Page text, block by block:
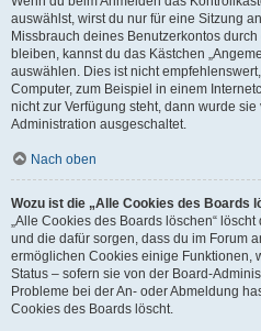
auswählst, wirst du nur für eine Sitzung
Missbrauch deines Benutzerkontos
bleiben, kannst du das Kästchen
auswählen. Dies ist nicht
Computer, zum Beispiel in einem
nicht zur Verfügung steht, dann wurde
Administration ausgeschaltet.
Nach oben
Wozu ist die „Alle Cookies des Boards
„Alle Cookies des Boards löschen“
und die dafür sorgen, dass du im Forum
ermöglichen Cookies einige Funktionen,
Status – sofern sie von der Board-
Probleme bei der An- oder Abmeldung
Cookies des Boards löscht.